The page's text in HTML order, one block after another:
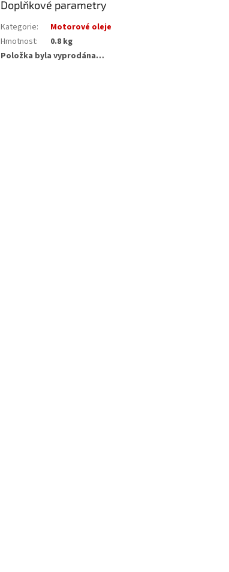
Doplňkové parametry
Kategorie:
Motorové oleje
Hmotnost:
0.8 kg
Položka byla vyprodána…